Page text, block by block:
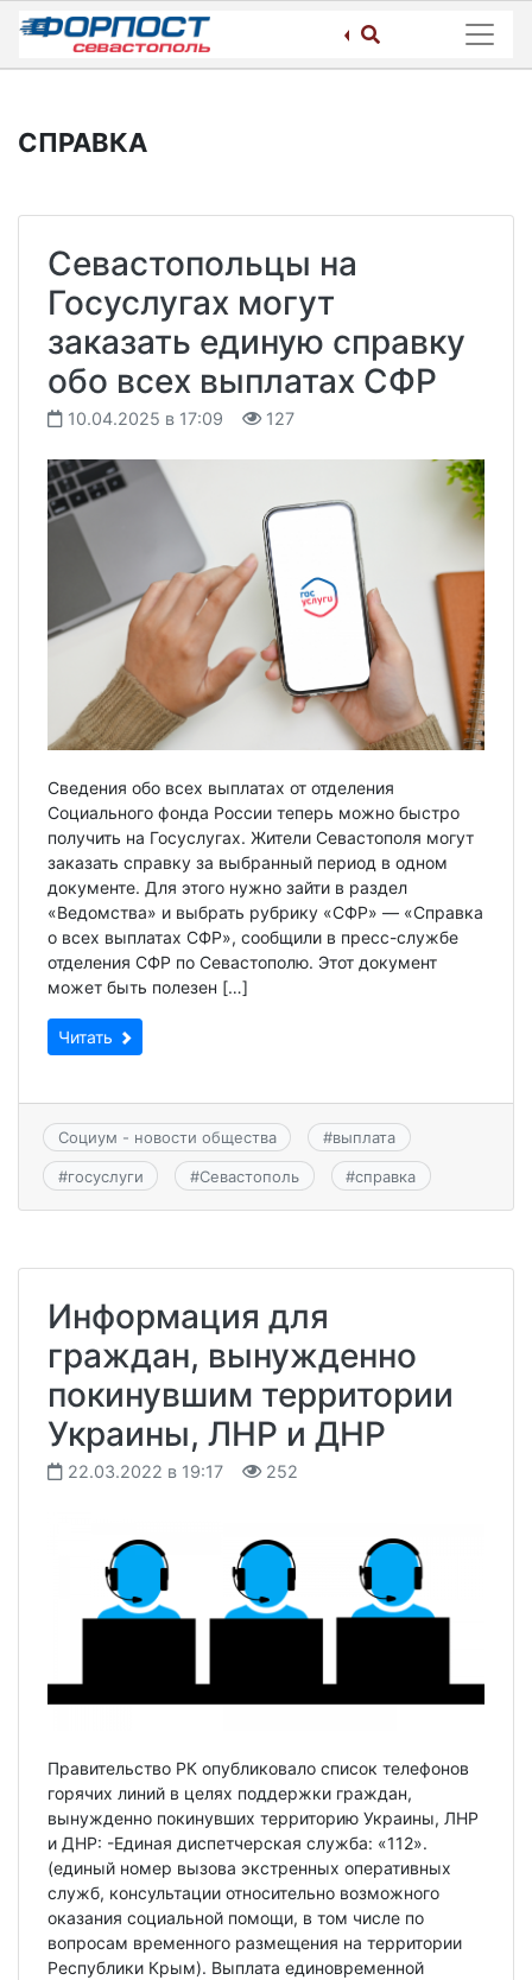
Skip
content
СПРАВКА
Севастопольцы на
Госуслугах могут
заказать единую справку
обо всех выплатах СФР
10.04.2025 в 17:09 127
Сведения обо всех выплатах от отделения
Социального фонда России теперь можно быстро
получить на Госуслугах. Жители Севастополя могут
заказать справку за выбранный период в одном
документе. Для этого нужно зайти в раздел
«Ведомства» и выбрать рубрику «СФР» — «Справка
о всех выплатах СФР», сообщили в пресс-службе
отделения СФР по Севастополю. Этот документ
может быть полезен […]
Читать
Социум - новости общества #выплата
#госуслуги #Севастополь #справка
Информация для
граждан, вынужденно
покинувшим территории
Украины, ЛНР и ДНР
22.03.2022 в 19:17 252
Правительство РК опубликовало список телефонов
горячих линий в целях поддержки граждан,
вынужденно покинувших территорию Украины, ЛНР
и ДНР: -Единая диспетчерская служба: «112».
(единый номер вызова экстренных оперативных
служб, консультации относительно возможного
оказания социальной помощи, в том числе по
вопросам временного размещения на территории
Республики Крым). Выплата единовременной